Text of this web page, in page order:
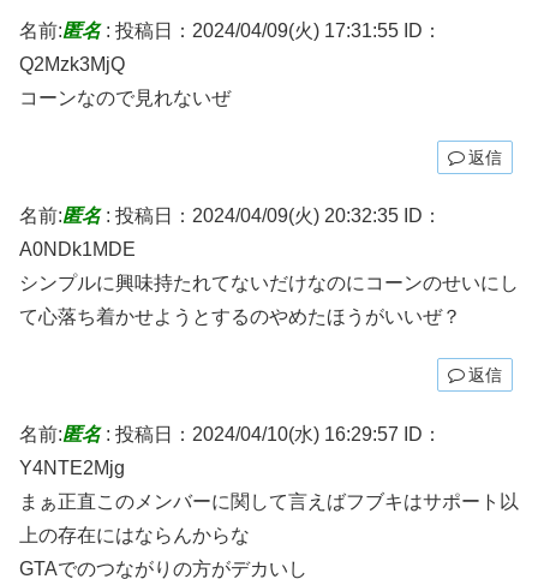
名前:匿名: 投稿日：2024/04/09(火) 17:31:55 ID：
Q2Mzk3MjQ
コーンなので見れないぜ
返信
名前:匿名: 投稿日：2024/04/09(火) 20:32:35 ID：
A0NDk1MDE
シンプルに興味持たれてないだけなのにコーンのせいにし
て心落ち着かせようとするのやめたほうがいいぜ？
返信
名前:匿名: 投稿日：2024/04/10(水) 16:29:57
ID：
Y4NTE2Mjg
まぁ正直このメンバーに関して言えばフブキはサポート以
上の存在にはならんからな
GTAでのつながりの方がデカいし